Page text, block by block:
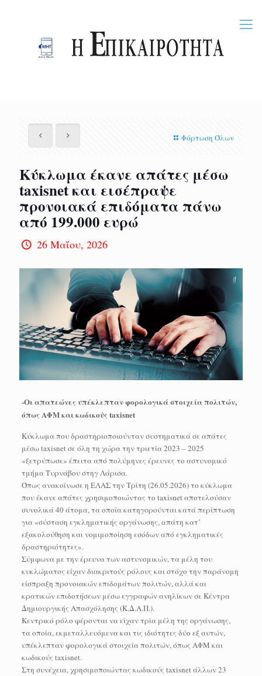
Φόρτωση Όλων
Κύκλωμα έκανε απάτες μέσω
taxisnet και εισέπραψε
προνοιακά επιδόματα πάνω
από 199.000 ευρώ
26 Μαΐου, 2026
-Οι απατεώνες υπέκλεπταν φορολογικά στοιχεία πολιτών,
όπως ΑΦΜ και κωδικούς taxisnet
Κύκλωμα που δραστηριοποιούνταν συστηματικά σε απάτες
μέσω taxisnet σε όλη τη χώρα την τριετία 2023 – 2025
«ξετρύπωσε» έπειτα από πολύμηνες έρευνες το αστυνομικό
τμήμα Τυρνάβου στηγ Λάρισα.
Όπως ανακοίνωσε η ΕΛΑΣ την Τρίτη (26.05.2026) το κύκλωμα
που έκανε απάτες χρησιμοποιώντας το taxisnet αποτελούσαν
συνολικά 40 άτομα, τα οποία κατηγορούνται κατά περίπτωση
για «σύσταση εγκληματικής οργάνωσης, απάτη κατ’
εξακολούθηση και νομιμοποίηση εσόδων από εγκληματικές
δραστηριότητες».
Σύμφωνα με την έρευνα των αστυνομικών, τα μέλη του
κυκλώματος είχαν διακριτούς ρόλους και στόχο την παράνομη
είσπραξη προνοιακών επιδομάτων πολιτών, αλλά και
κρατικών επιδοτήσεων μέσω εγγραφών ανηλίκων σε Κέντρα
Δημιουργικής Απασχόλησης (Κ.Δ.Α.Π.).
Κεντρικό ρόλο φέρονται να είχαν τρία μέλη της οργάνωσης,
τα οποία, εκμεταλλευόμενα και τις ιδιότητες δύο εξ αυτών,
υπέκλεπταν φορολογικά στοιχεία πολιτών, όπως ΑΦΜ και
κωδικούς taxisnet.
Στη συνέχεια, χρησιμοποιώντας κωδικούς taxisnet άλλων 23